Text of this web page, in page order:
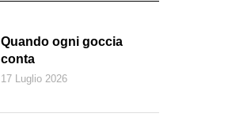
Quando ogni goccia
conta
17 Luglio 2026